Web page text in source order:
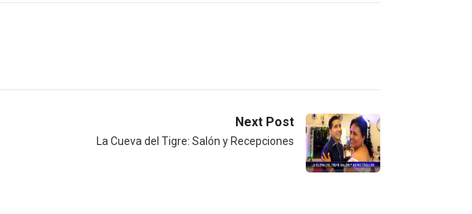
Next Post
La Cueva del Tigre: Salón y Recepciones